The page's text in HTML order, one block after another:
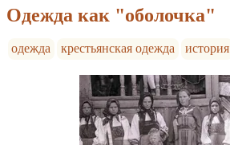
Одежда как "оболочка"
одежда крестьянская одежда история